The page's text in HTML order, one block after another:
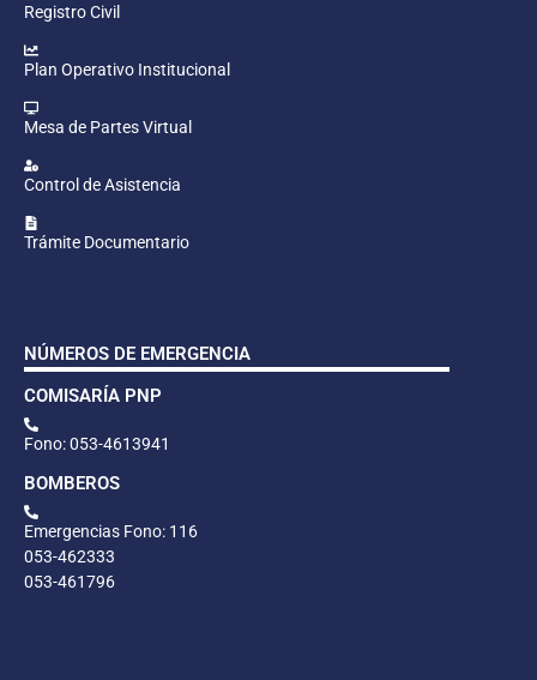
Registro Civil
Plan Operativo Institucional
Mesa de Partes Virtual
Control de Asistencia
Trámite Documentario
NÚMEROS DE EMERGENCIA
COMISARÍA PNP
Fono: 053-4613941
BOMBEROS
Emergencias Fono: 116
053-462333
053-461796